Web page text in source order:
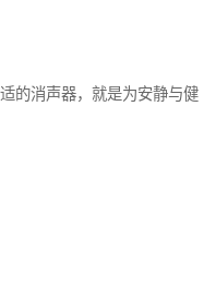
的消声器，就是为安静与健